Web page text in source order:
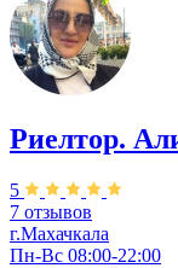
Риелтор.
5
7 отзывов
г.Махачкала
Пн-Вс 08:00-22:00